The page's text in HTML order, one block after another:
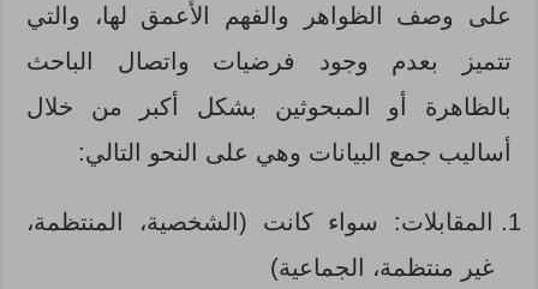
على وصف الظواهر والفهم الأعمق لها، والتي
تتميز بعدم وجود فرضيات واتصال الباحث
بالظاهرة أو المبحوثين بشكل أكبر من خلال
أساليب جمع البيانات وهي على النحو التالي:
المقابلات: سواء كانت (الشخصية، المنتظمة،
غير منتظمة، الجماعية)